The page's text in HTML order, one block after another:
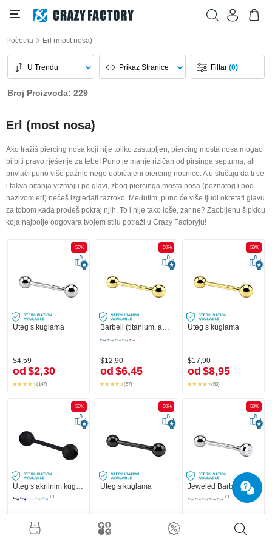
Početna Erl (most nosa)
U Trendu Prikaz Stranice Filtar(0)
Broj Proizvoda: 229
Erl (most nosa)
Ako tražiš piercing nosa koji nije toliko zastupljen, piercing mosta nosa mogao
bi biti pravo rješenje za tebe! Puno je manje rizičan od pirsinga septuma, ali
privlači puno više pažnje nego uobičajeni piercing nosnice. A u slučaju da ti se
i takva pitanja vrzmaju po glavi, zbog piercinga mosta nosa (poznatog i pod
nazivom erl) nećeš izgledati razroko. Međutim, puno će više ljudi okretati glavu
za tobom kada prođeš pokraj njih. To i nije tako loše, zar ne? Zaobljenu šipkicu
koja najbolje odgovara tvojem stilu potraži u Crazy Factoryju!
-50%
Uteg s kuglama
$4,59
od $2,30
(147)
-50%
Barbell (titanium, anodized) s kuglama
+1
$12,90
od $6,45
(57)
-50%
Uteg s kuglama
$17,90
od $8,95
(53)
-50%
+1
$2,25
-50%
Uteg s kuglama
od
-50%
Jeweled Barbell
+1